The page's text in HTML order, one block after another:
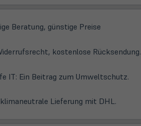
Beratung, günstige Preise
kostenlose Rücksendung.
IT: Ein Beitrag zum Umweltschutz.
Lieferung mit DHL.